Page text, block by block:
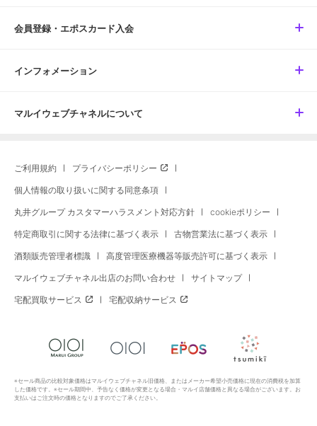
会員登録・エポスカード入会
インフォメーション
マルイウェブチャネルについて
ご利用規約 プライバシーポリシー
個人情報の取り扱いに関する同意条項
丸井グループ カスタマーハラスメント対応方針 cookieポリシー
特定商取引に関する法律に基づく表示 古物営業法に基づく表示
酒類販売管理者標識 高度管理医療機器等販売許可に基づく表示
マルイウェブチャネル出店のお問い合わせ サイトマップ
宅配買取サービス 宅配収納サービス
※セール商品の比較対象価格はマルイウェブチャネル旧価格、またはメーカー希望小売価格に現在の消費税を加算
した価格です。※セール期間中、予告なく価格が変更となる場合・マルイ店舗価格と異なる場合がございます。お
支払いはご注文時の価格となりますのでご了承ください。